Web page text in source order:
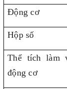
Động cơ
Hộp số
Thể tích làm
động cơ